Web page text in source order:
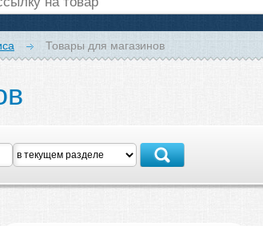
Товары для магазинов